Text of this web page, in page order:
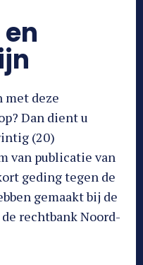
met deze
Dan dient u
(20)
van publicatie van
geding tegen de
gemaakt bij de
rechtbank Noord-